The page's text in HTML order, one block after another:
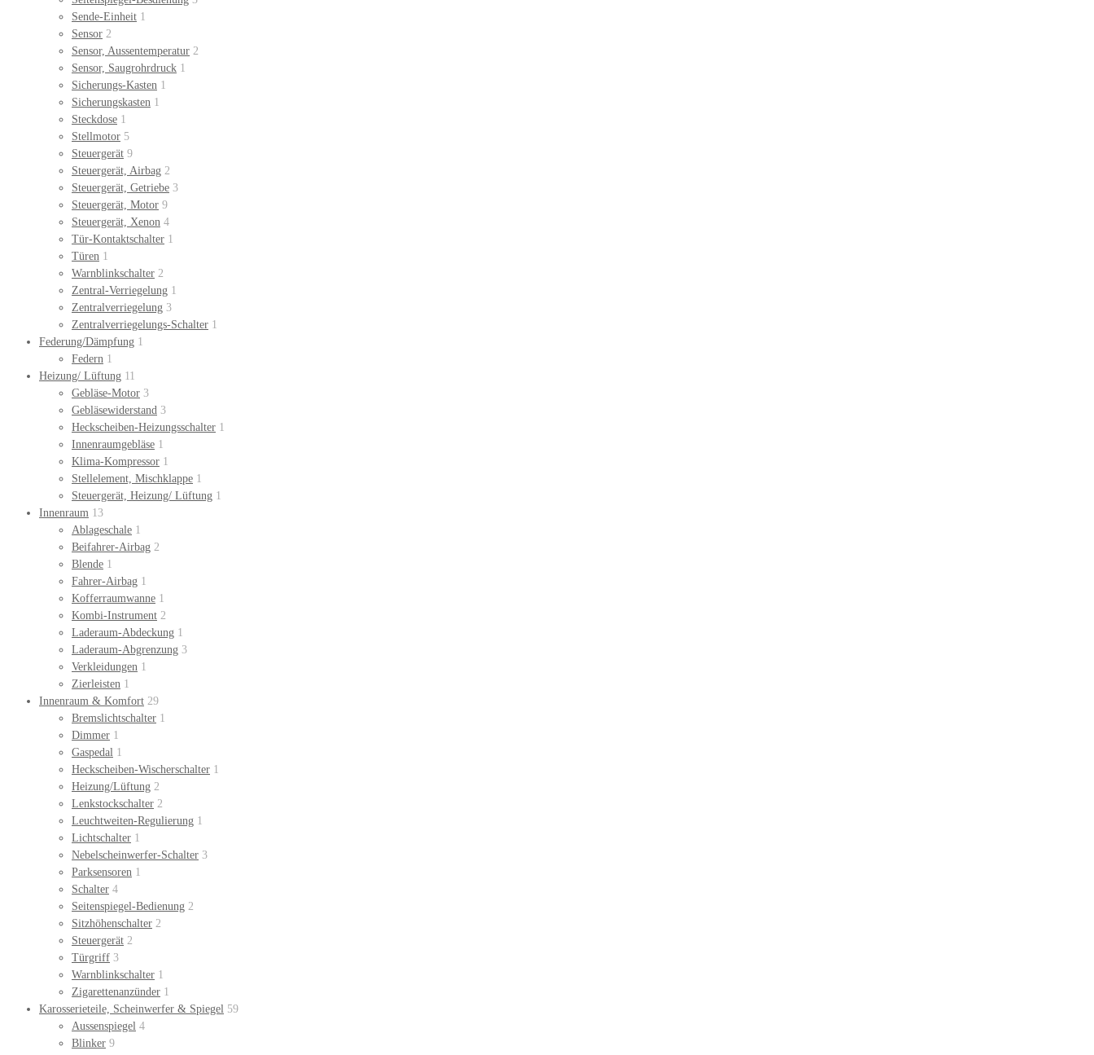
Sende-Einheit 1
Sensor 2
Sensor, Aussentemperatur 2
Sensor, Saugrohrdruck 1
Sicherungs-Kasten 1
Sicherungskasten 1
Steckdose 1
Stellmotor 5
Steuergerät 9
Steuergerät, Airbag 2
Steuergerät, Getriebe 3
Steuergerät, Motor 9
Steuergerät, Xenon 4
Tür-Kontaktschalter 1
Türen 1
Warnblinkschalter 2
Zentral-Verriegelung 1
Zentralverriegelung 3
Zentralverriegelungs-Schalter 1
Federung/Dämpfung 1
Federn 1
Heizung/ Lüftung 11
Gebläse-Motor 3
Gebläsewiderstand 3
Heckscheiben-Heizungsschalter 1
Innenraumgebläse 1
Klima-Kompressor 1
Stellelement, Mischklappe 1
Steuergerät, Heizung/ Lüftung 1
Innenraum 13
Ablageschale 1
Beifahrer-Airbag 2
Blende 1
Fahrer-Airbag 1
Kofferraumwanne 1
Kombi-Instrument 2
Laderaum-Abdeckung 1
Laderaum-Abgrenzung 3
Verkleidungen 1
Zierleisten 1
Innenraum & Komfort 29
Bremslichtschalter 1
Dimmer 1
Gaspedal 1
Heckscheiben-Wischerschalter 1
Heizung/Lüftung 2
Lenkstockschalter 2
Leuchtweiten-Regulierung 1
Lichtschalter 1
Nebelscheinwerfer-Schalter 3
Parksensoren 1
Schalter 4
Seitenspiegel-Bedienung 2
Sitzhöhenschalter 2
Steuergerät 2
Türgriff 3
Warnblinkschalter 1
Zigarettenanzünder 1
Karosserieteile, Scheinwerfer & Spiegel 59
Aussenspiegel 4
Blinker 9